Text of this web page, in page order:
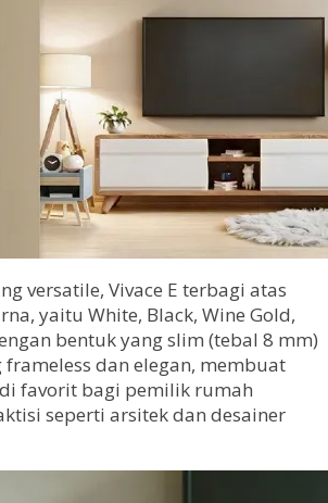
versatile, Vivace E terbagi atas
yaitu White, Black, Wine Gold,
bentuk yang slim (tebal 8 mm)
frameless dan elegan, membuat
favorit bagi pemilik rumah
seperti arsitek dan desainer